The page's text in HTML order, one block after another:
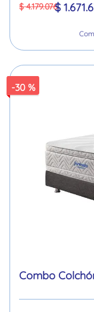
$ 4.179.076$ 1.671.
-30 %
Combo